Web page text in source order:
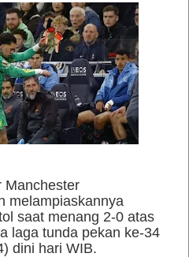
Manchester
melampiaskannya
saat menang 2-0 atas
laga tunda pekan ke-34
dini hari WIB.